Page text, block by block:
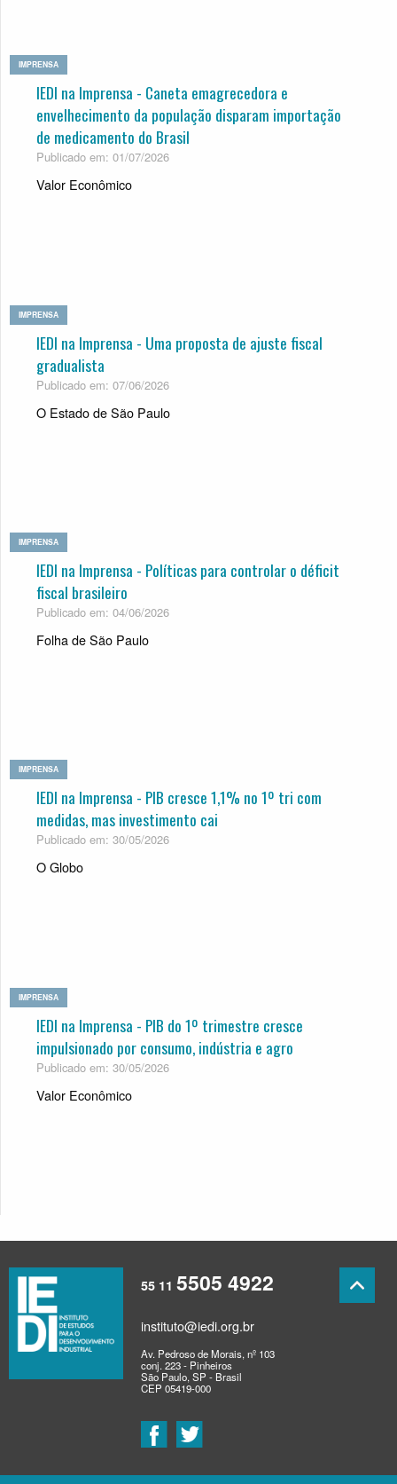
IMPRENSA
IEDI na Imprensa - Caneta emagrecedora e
envelhecimento da população disparam importação
de medicamento do Brasil
Publicado em: 01/07/2026
Valor Econômico
IMPRENSA
IEDI na Imprensa - Uma proposta de ajuste fiscal
gradualista
Publicado em: 07/06/2026
O Estado de São Paulo
IMPRENSA
IEDI na Imprensa - Políticas para controlar o déficit
fiscal brasileiro
Publicado em: 04/06/2026
Folha de São Paulo
IMPRENSA
IEDI na Imprensa - PIB cresce 1,1% no 1º tri com
medi­das, mas inves­ti­mento cai
Publicado em: 30/05/2026
O Globo
IMPRENSA
IEDI na Imprensa - PIB do 1º trimestre cresce
impulsionado por consumo, indústria e agro
Publicado em: 30/05/2026
Valor Econômico
55 115505 4922
instituto@iedi.org.br
Av. Pedroso de Morais, nº 103
conj. 223 - Pinheiros
São Paulo, SP - Brasil
CEP 05419-000